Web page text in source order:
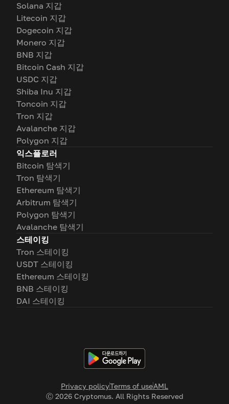
Privacy policyTerms of useAML
Ⓒ 2026Cryptomus. All Rights Reserved
Solana 지갑
Litecoin 지갑
Dogecoin 지갑
Monero 지갑
BNB 지갑
Bitcoin Cash 지갑
USDC 지갑
Shiba Inu 지갑
Toncoin 지갑
Tron 지갑
Avalanche 지갑
Polygon 지갑
익스플로러
Bitcoin 탐색기
Tron 탐색기
Ethereum 탐색기
Arbitrum 탐색기
Polygon 탐색기
Avalanche 탐색기
스테이킹
Tron 스테이킹
USDT 스테이킹
Ethereum 스테이킹
BNB 스테이킹
DAI 스테이킹